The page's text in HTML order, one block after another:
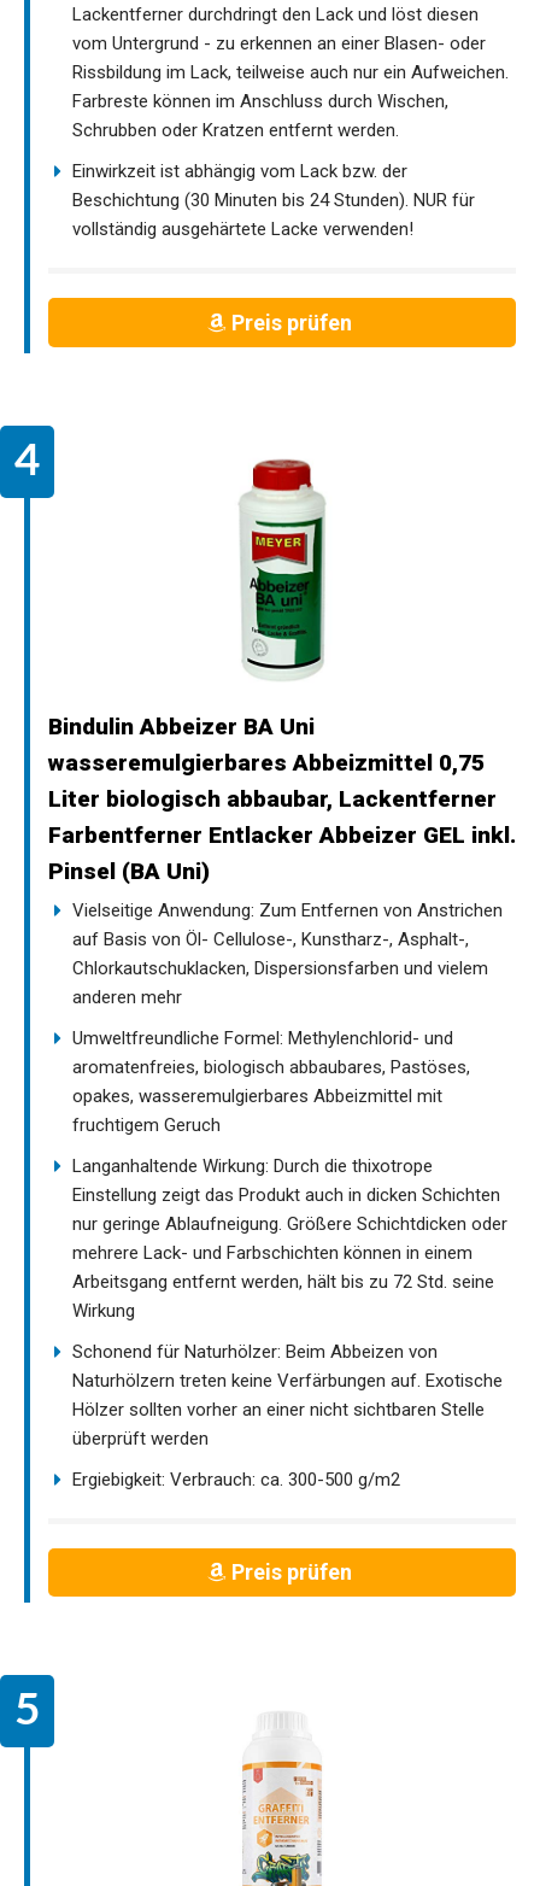
Lackentferner durchdringt den Lack und löst diesen
vom Untergrund - zu erkennen an einer Blasen- oder
Rissbildung im Lack, teilweise auch nur ein Aufweichen.
Farbreste können im Anschluss durch Wischen,
Schrubben oder Kratzen entfernt werden.
Einwirkzeit ist abhängig vom Lack bzw. der
Beschichtung (30 Minuten bis 24 Stunden). NUR für
vollständig ausgehärtete Lacke verwenden!
Preis prüfen
Bindulin Abbeizer BA Uni
wasseremulgierbares Abbeizmittel 0,75
Liter biologisch abbaubar, Lackentferner
Farbentferner Entlacker Abbeizer GEL inkl.
Pinsel (BA Uni)
Vielseitige Anwendung: Zum Entfernen von Anstrichen
auf Basis von Öl- Cellulose-, Kunstharz-, Asphalt-,
Chlorkautschuklacken, Dispersionsfarben und vielem
anderen mehr
Umweltfreundliche Formel: Methylenchlorid- und
aromatenfreies, biologisch abbaubares, Pastöses,
opakes, wasseremulgierbares Abbeizmittel mit
fruchtigem Geruch
Langanhaltende Wirkung: Durch die thixotrope
Einstellung zeigt das Produkt auch in dicken Schichten
nur geringe Ablaufneigung. Größere Schichtdicken oder
mehrere Lack- und Farbschichten können in einem
Arbeitsgang entfernt werden, hält bis zu 72 Std. seine
Wirkung
Schonend für Naturhölzer: Beim Abbeizen von
Naturhölzern treten keine Verfärbungen auf. Exotische
Hölzer sollten vorher an einer nicht sichtbaren Stelle
überprüft werden
Ergiebigkeit: Verbrauch: ca. 300-500 g/m2
Preis prüfen